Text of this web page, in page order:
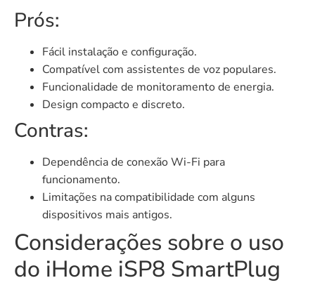
Prós:
Fácil instalação e configuração.
Compatível com assistentes de voz populares.
Funcionalidade de monitoramento de energia.
Design compacto e discreto.
Contras:
Dependência de conexão Wi-Fi para
funcionamento.
Limitações na compatibilidade com alguns
dispositivos mais antigos.
Considerações sobre o uso
do iHome iSP8 SmartPlug